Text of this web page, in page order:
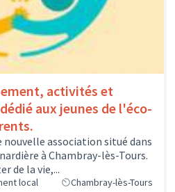
activités et
aux jeunes de l'éco-
association situé dans
à Chambray-lès-Tours.
de la vie,...
local Chambray-lès-Tours